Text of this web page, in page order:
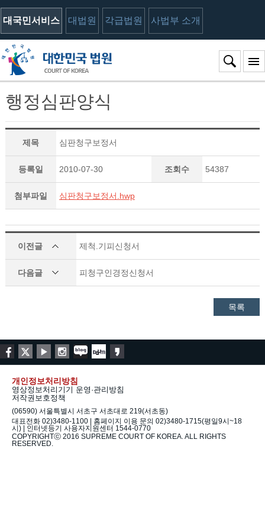
대국민서비스 대법원 각급법원 사법부 소개
행정심판양식
제목 심판청구보정서
등록일 2010-07-30 조회수 54387
첨부파일 심판청구보정서.hwp
이전글 제척.기피신청서
다음글 피청구인경정신청서
목록
개인정보처리방침
영상정보처리기기 운영·관리방침
저작권보호정책
(06590) 서울특별시 서초구 서초대로 219(서초동)
대표전화 02)3480-1100 | 홈페이지 이용 문의 02)3480-1715(평일9시~18
시) | 인터넷등기 사용자지원센터 1544-0770
COPYRIGHTⓒ 2016 SUPREME COURT OF KOREA. ALL RIGHTS
RESERVED.